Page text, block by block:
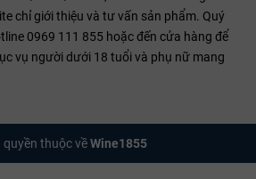
chỉ giới thiệu và tư vấn sản phẩm. Quý
0969 111 855 hoặc đến cửa hàng để
vụ người dưới 18 tuổi và phụ nữ mang
thuộc vềWine1855